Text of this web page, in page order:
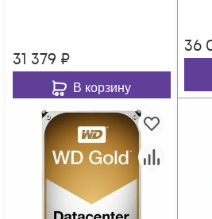
31 379 ₽
В корзину
36